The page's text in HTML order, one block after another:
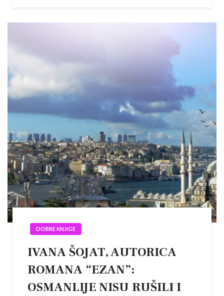
DOBRE KNJIGE
IVANA ŠOJAT, AUTORICA
ROMANA “EZAN”:
OSMANLIJE NISU RUŠILI I